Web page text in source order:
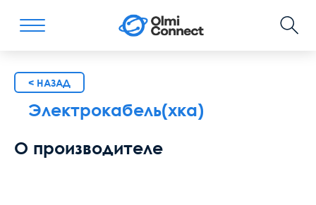
< НАЗАД
Электрокабель(хка)
О производителе